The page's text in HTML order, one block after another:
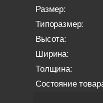
Размер:
Типоразмер:
Высота:
Ширина:
Толщина:
Состояние